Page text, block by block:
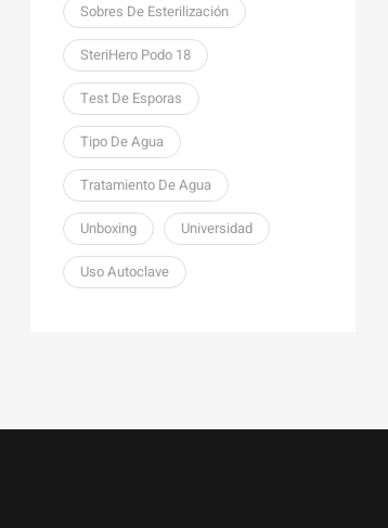
Sobres De Esterilización
SteriHero Podo 18
Test De Esporas
Tipo De Agua
Tratamiento De Agua
Unboxing Universidad
Uso Autoclave